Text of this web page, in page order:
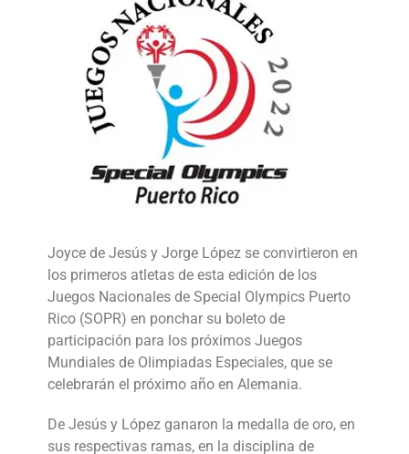
Joyce de Jesús y Jorge López se convirtieron en
los primeros atletas de esta edición de los
Juegos Nacionales de Special Olympics Puerto
Rico (SOPR) en ponchar su boleto de
participación para los próximos Juegos
Mundiales de Olimpiadas Especiales, que se
celebrarán el próximo año en Alemania.
De Jesús y López ganaron la medalla de oro, en
sus respectivas ramas, en la disciplina de